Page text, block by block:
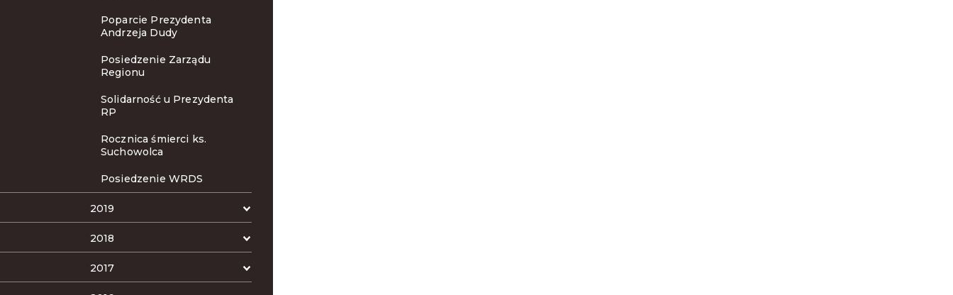
Poparcie Prezydenta
Andrzeja Dudy
Posiedzenie Zarządu
Regionu
Solidarność u Prezydenta
RP
Rocznica śmierci ks.
Suchowolca
Posiedzenie WRDS
2019
2018
2017